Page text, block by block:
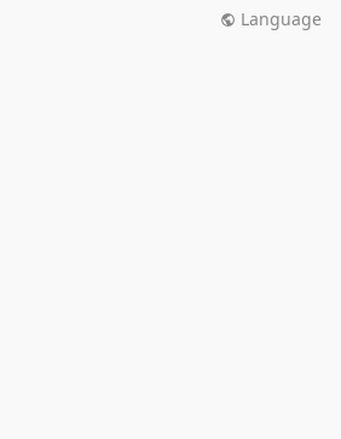
Language